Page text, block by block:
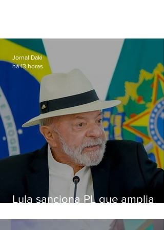
Lula sanciona PL que amplia
crianças
Jornal Daki
há 13 horas